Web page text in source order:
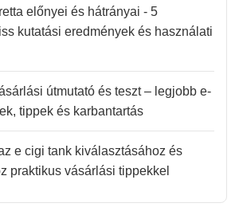
előnyei és hátrányai - 5
kutatási eredmények és használati
útmutató és teszt – legjobb e-
tippek és karbantartás
e cigi tank kiválasztásához és
praktikus vásárlási tippekkel